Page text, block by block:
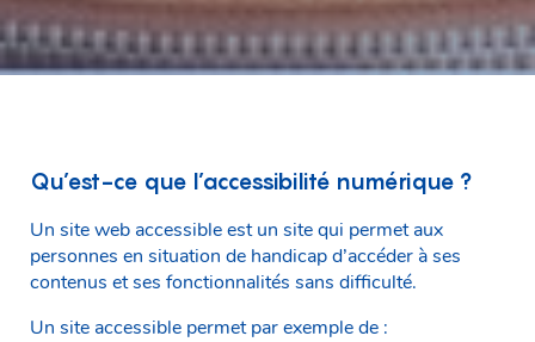
Qu’est-ce que l’accessibilité numérique ?
Un site web accessible est un site qui permet aux
personnes en situation de handicap d’accéder à ses
contenus et ses fonctionnalités sans difficulté.
Un site accessible permet par exemple de :